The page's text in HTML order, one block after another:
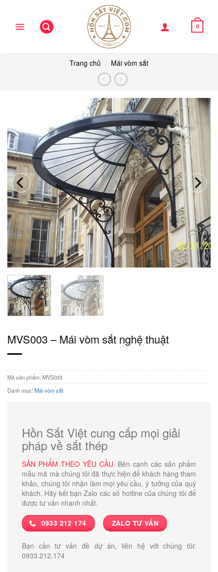
content
0
Trang chủ / Mái vòm sắt
MVS003 – Mái vòm sắt nghệ thuật
Mã sản phẩm: MVS003
Danh mục: Mái vòm sắt
Hồn Sắt Việt cung cấp mọi giải
pháp về sắt thép
SẢN PHẨM THEO YÊU CẦU. Bên cạnh các sản phẩm
mẫu mã mà chúng tôi đã thực hiện để khách hàng tham
khảo, chúng tôi nhận làm mọi yêu cầu, ý tưởng của quý
khách. Hãy kết bạn Zalo các số hotline của chúng tôi để
được tư vấn nhanh nhất.
0933 212 174 ZALO TƯ VẤN
Bạn cần tư vấn đề dự án, liên hệ với chúng tôi:
0933.212.174